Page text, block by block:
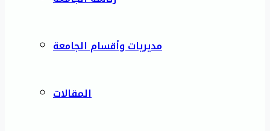
مديريات وأقسام الجامعة
المقالات